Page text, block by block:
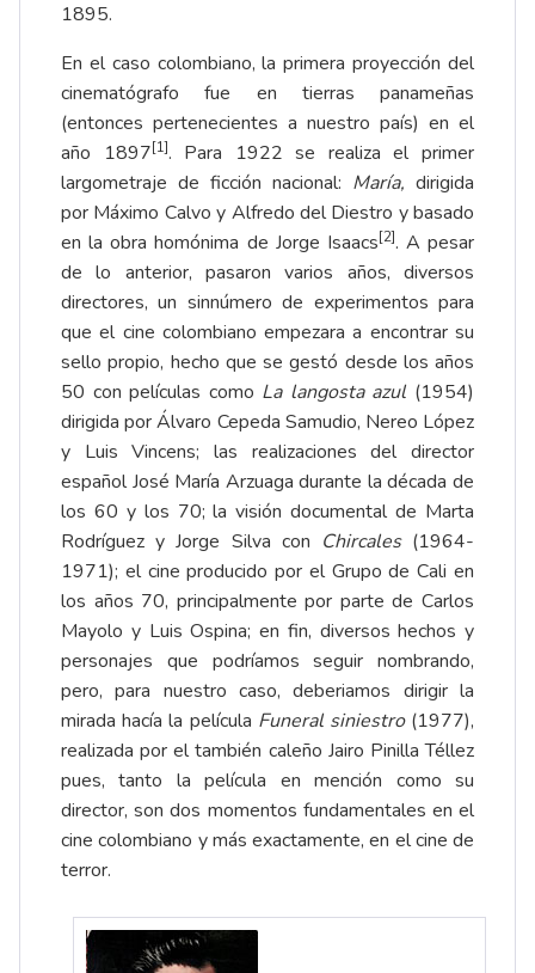
1895.
En el caso colombiano, la primera proyección del
cinematógrafo fue en tierras panameñas
(entonces pertenecientes a nuestro país) en el
año 1897[1]. Para 1922 se realiza el primer
largometraje de ficción nacional: María, dirigida
por Máximo Calvo y Alfredo del Diestro y basado
en la obra homónima de Jorge Isaacs[2]. A pesar
de lo anterior, pasaron varios años, diversos
directores, un sinnúmero de experimentos para
que el cine colombiano empezara a encontrar su
sello propio, hecho que se gestó desde los años
50 con películas como La langosta azul(1954)
dirigida por Álvaro Cepeda Samudio, Nereo López
y Luis Vincens; las realizaciones del director
español José María Arzuaga durante la década de
los 60 y los 70; la visión documental de Marta
Rodríguez y Jorge Silva con Chircales(1964-
1971); el cine producido por el Grupo de Cali en
los años 70, principalmente por parte de Carlos
Mayolo y Luis Ospina; en fin, diversos hechos y
personajes que podríamos seguir nombrando,
pero, para nuestro caso, deberiamos dirigir la
mirada hacía la película Funeral siniestro(1977),
realizada por el también caleño Jairo Pinilla Téllez
pues, tanto la película en mención como su
director, son dos momentos fundamentales en el
cine colombiano y más exactamente, en el cine de
terror.